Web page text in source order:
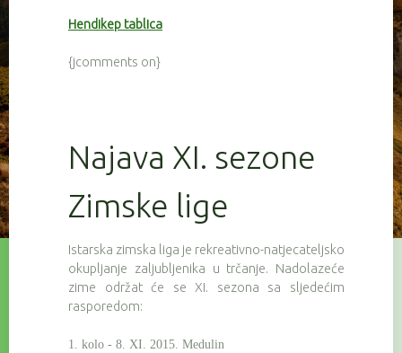
Hendikep tablica
{jcomments on}
Najava XI. sezone
Zimske lige
Istarska zimska liga je rekreativno-natjecateljsko
okupljanje zaljubljenika u trčanje. Nadolazeće
zime održat će se XI. sezona sa sljedećim
rasporedom:
1. kolo - 8. XI. 2015. Medulin